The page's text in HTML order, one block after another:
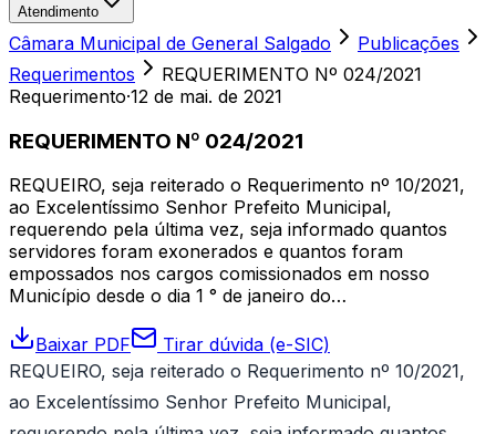
Atendimento
Câmara Municipal de General Salgado
Publicações
Requerimentos
REQUERIMENTO Nº 024/2021
Requerimento·12 de mai. de 2021
REQUERIMENTO Nº 024/2021
REQUEIRO, seja reiterado o Requerimento nº 10/2021,
ao Excelentíssimo Senhor Prefeito Municipal,
requerendo pela última vez, seja informado quantos
servidores foram exonerados e quantos foram
empossados nos cargos comissionados em nosso
Município desde o dia 1 ° de janeiro do…
Baixar PDF
Tirar dúvida (e-SIC)
REQUEIRO, seja reiterado o Requerimento nº 10/2021,
ao Excelentíssimo Senhor Prefeito Municipal,